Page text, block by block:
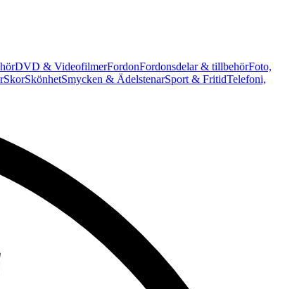
DVD & VideofilmerFordonFordonsdelar & tillbehörFoto,
SkorSkönhetSmycken & ÄdelstenarSport & FritidTelefoni,